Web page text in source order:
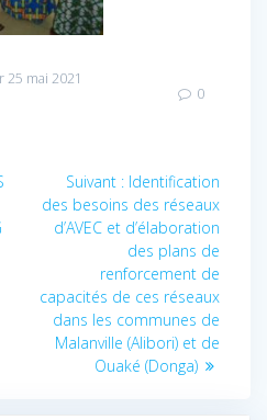
25 mai 2021
0
Suivant : Article
suivant
:
Identification
des besoins des réseaux
d’AVEC et d’élaboration
des plans de
renforcement de
capacités de ces réseaux
dans les communes de
Malanville (Alibori) et de
Ouaké (Donga)